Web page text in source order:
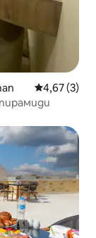
Средна
4,67 (3)